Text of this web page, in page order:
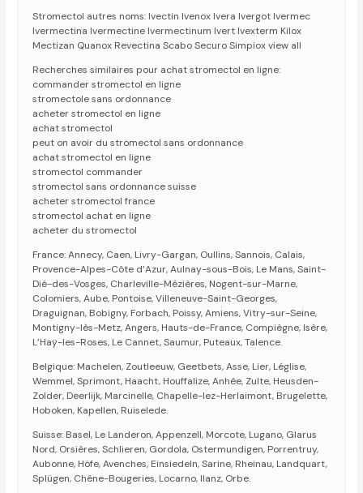
Stromectol autres noms: Ivectin Ivenox Ivera Ivergot Ivermec
Ivermectina Ivermectine Ivermectinum Ivert Ivexterm Kilox
Mectizan Quanox Revectina Scabo Securo Simpiox view all
Recherches similaires pour achat stromectol en ligne:
commander stromectol en ligne
stromectole sans ordonnance
acheter stromectol en ligne
achat stromectol
peut on avoir du stromectol sans ordonnance
achat stromectol en ligne
stromectol commander
stromectol sans ordonnance suisse
acheter stromectol france
stromectol achat en ligne
acheter du stromectol
France: Annecy, Caen, Livry-Gargan, Oullins, Sannois, Calais,
Provence-Alpes-Côte d’Azur, Aulnay-sous-Bois, Le Mans, Saint-
Dié-des-Vosges, Charleville-Mézières, Nogent-sur-Marne,
Colomiers, Aube, Pontoise, Villeneuve-Saint-Georges,
Draguignan, Bobigny, Forbach, Poissy, Amiens, Vitry-sur-Seine,
Montigny-lès-Metz, Angers, Hauts-de-France, Compiègne, Isère,
L’Haÿ-les-Roses, Le Cannet, Saumur, Puteaux, Talence.
Belgique: Machelen, Zoutleeuw, Geetbets, Asse, Lier, Léglise,
Wemmel, Sprimont, Haacht, Houffalize, Anhée, Zulte, Heusden-
Zolder, Deerlijk, Marcinelle, Chapelle-lez-Herlaimont, Brugelette,
Hoboken, Kapellen, Ruiselede.
Suisse: Basel, Le Landeron, Appenzell, Morcote, Lugano, Glarus
Nord, Orsières, Schlieren, Gordola, Ostermundigen, Porrentruy,
Aubonne, Höfe, Avenches, Einsiedeln, Sarine, Rheinau, Landquart,
Splügen, Chêne-Bougeries, Locarno, Ilanz, Orbe.